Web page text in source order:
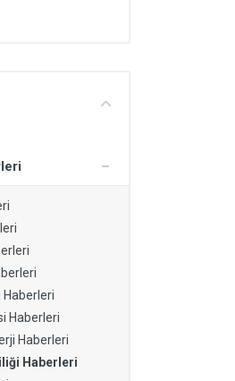
Haberleri
Haberleri
Haberleri
Haberleri